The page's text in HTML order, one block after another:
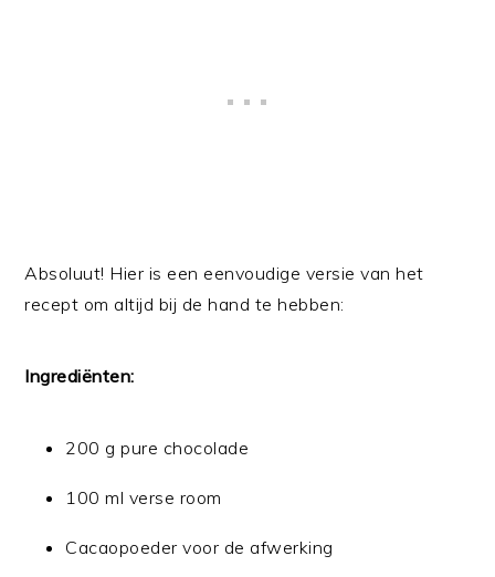
Absoluut! Hier is een eenvoudige versie van het
recept om altijd bij de hand te hebben:
Ingrediënten:
200 g pure chocolade
100 ml verse room
Cacaopoeder voor de afwerking